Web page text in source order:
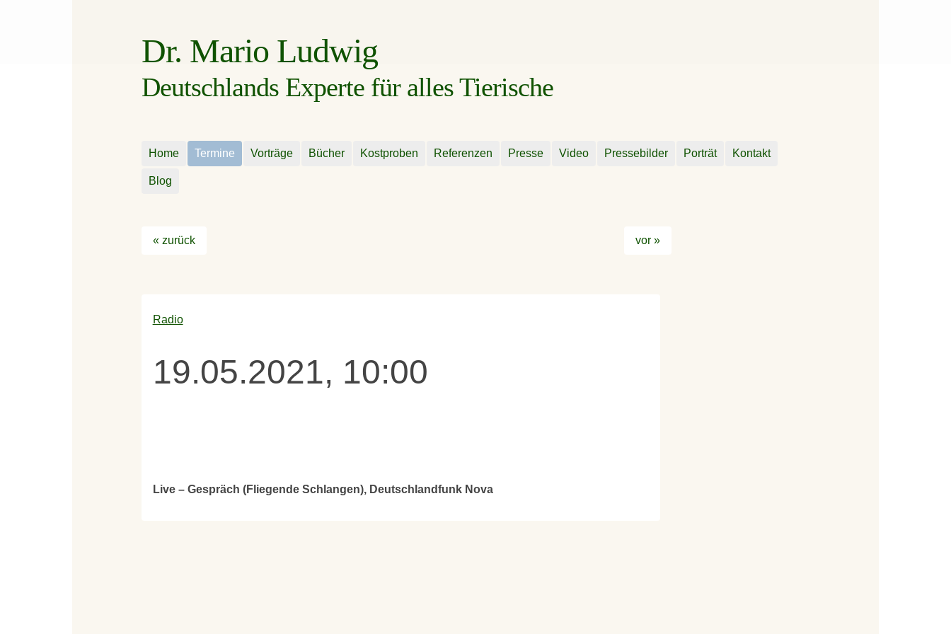
Dr. Mario Ludwig
Deutschlands Experte für alles Tierische
Home Termine Vorträge Bücher Kostproben Referenzen Presse Video Pressebilder Porträt Kontakt
Blog
« zurück vor »
Radio
19.05.2021, 10:00
Live – Gespräch (Fliegende Schlangen), Deutschlandfunk Nova